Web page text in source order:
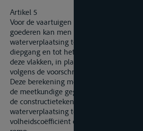
Artikel 5
Voor de vaartuigen die niet bestemd zijn
goederen kan men zich beperken tot het
waterverplaatsing tot het vlak van de
diepgang en tot het vlak van ledige
deze vlakken, in plaats van het
volgens de voorschriften van artikel 4
Deze berekening moet worden
de meetkundige gegevens, verkregen
de constructietekeningen, hetzij door
waterverplaatsing te nemen het produkt
volheidscoëfficiënt en de drie volgende